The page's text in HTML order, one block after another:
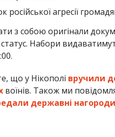
російської агресії
з собою оригінали
Набори
що у Нікополі вручили
воїнів. Також ми
державні нагороди